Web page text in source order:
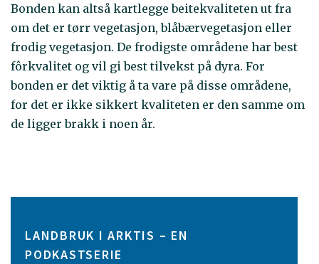
Bonden kan altså kartlegge beitekvaliteten ut fra
om det er tørr vegetasjon, blåbærvegetasjon eller
frodig vegetasjon. De frodigste områdene har best
fôrkvalitet og vil gi best tilvekst på dyra. For
bonden er det viktig å ta vare på disse områdene,
for det er ikke sikkert kvaliteten er den samme om
de ligger brakk i noen år.
LANDBRUK I ARKTIS – EN
PODKASTSERIE